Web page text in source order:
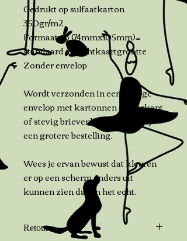
Gedrukt op sulfaatkarton
350gr/m2
Formaat a6 (74mmx105mm)=
standaard ansichtkaartgrootte
Zonder envelop
Wordt verzonden in een stevige
envelop met kartonnen achterkant
of stevig brievenbuspakketje bij
een grotere bestelling.
Wees je ervan bewust dat kleuren
er op een scherm anders uit
kunnen zien dan in het echt.
Retour